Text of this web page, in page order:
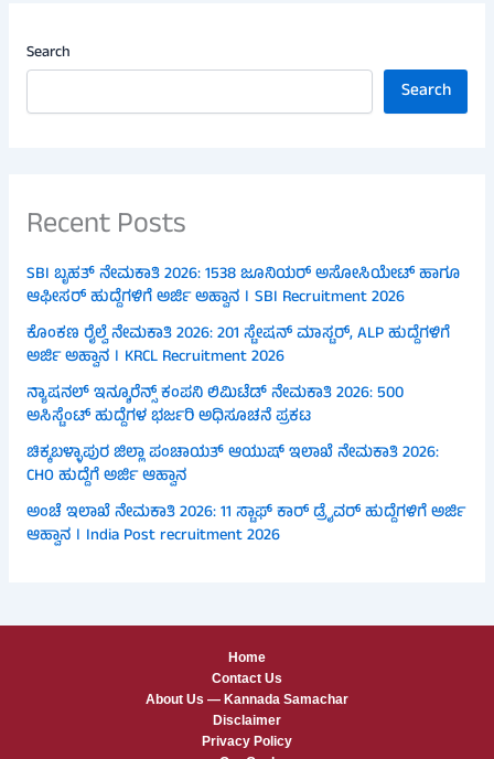
Search
Search
Recent Posts
SBI ಬೃಹತ್ ನೇಮಕಾತಿ 2026: 1538 ಜೂನಿಯರ್ ಅಸೋಸಿಯೇಟ್ ಹಾಗೂ
ಆಫೀಸರ್ ಹುದ್ದೆಗಳಿಗೆ ಅರ್ಜಿ ಅಹ್ವಾನ । SBI Recruitment 2026
ಕೊಂಕಣ ರೈಲ್ವೆ ನೇಮಕಾತಿ 2026: 201 ಸ್ಟೇಷನ್ ಮಾಸ್ಟರ್, ALP ಹುದ್ದೆಗಳಿಗೆ
ಅರ್ಜಿ ಅಹ್ವಾನ । KRCL Recruitment 2026
ನ್ಯಾಷನಲ್ ಇನ್ಶೂರೆನ್ಸ್ ಕಂಪನಿ ಲಿಮಿಟೆಡ್ ನೇಮಕಾತಿ 2026: 500
ಅಸಿಸ್ಟೆಂಟ್ ಹುದ್ದೆಗಳ ಭರ್ಜರಿ ಅಧಿಸೂಚನೆ ಪ್ರಕಟ
ಚಿಕ್ಕಬಳ್ಳಾಪುರ ಜಿಲ್ಲಾ ಪಂಚಾಯತ್ ಆಯುಷ್ ಇಲಾಖೆ ನೇಮಕಾತಿ 2026:
CHO ಹುದ್ದೆಗೆ ಅರ್ಜಿ ಆಹ್ವಾನ
ಅಂಚೆ ಇಲಾಖೆ ನೇಮಕಾತಿ 2026: 11 ಸ್ಟಾಫ್ ಕಾರ್ ಡ್ರೈವರ್ ಹುದ್ದೆಗಳಿಗೆ ಅರ್ಜಿ
ಆಹ್ವಾನ । India Post recruitment 2026
Home
Contact Us
About Us — Kannada Samachar
Disclaimer
Privacy Policy